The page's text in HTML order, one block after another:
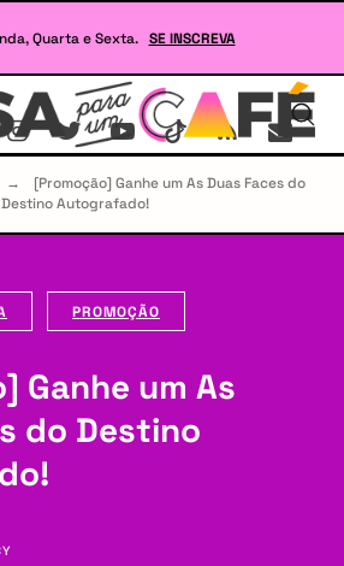
Quarta e Sexta. SE INSCREVA
Seu
→
[Promoção] Ganhe um As Duas Faces do
Destino Autografado!
PROMOÇÃO
Ganhe um As
do Destino